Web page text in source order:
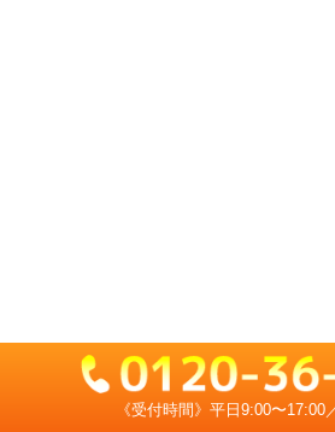
《受付時間》平日9:00〜17:00